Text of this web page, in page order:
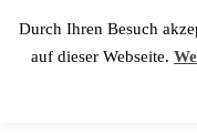
Durch Ihren Besuch
auf dieser Webseite.